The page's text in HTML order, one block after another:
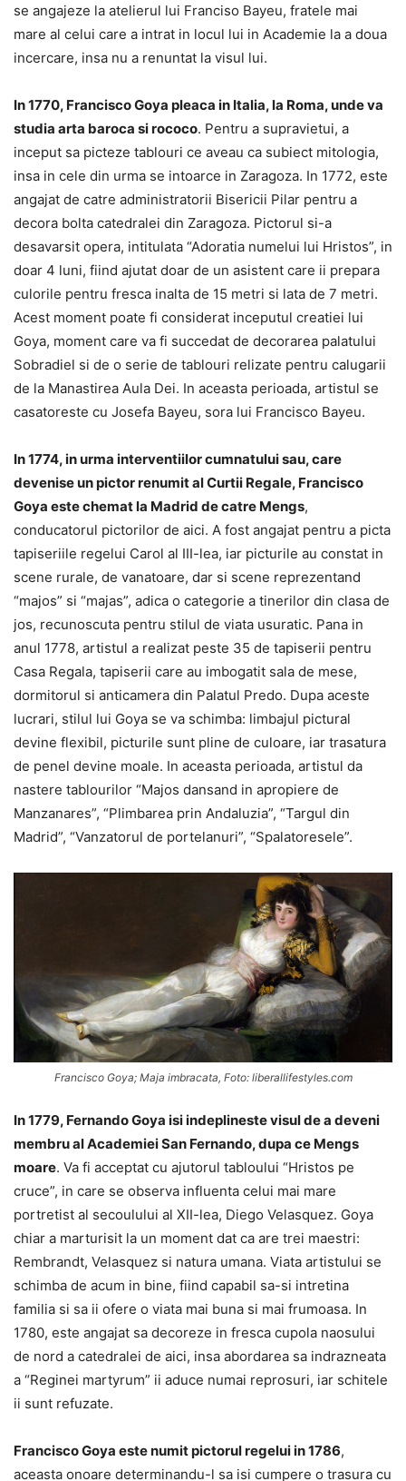
se angajeze la atelierul lui Franciso Bayeu, fratele mai
mare al celui care a intrat in locul lui in Academie la a doua
incercare, insa nu a renuntat la visul lui.
In 1770, Francisco Goya pleaca in Italia, la Roma, unde va
studia arta baroca si rococo. Pentru a supravietui, a
inceput sa picteze tablouri ce aveau ca subiect mitologia,
insa in cele din urma se intoarce in Zaragoza. In 1772, este
angajat de catre administratorii Bisericii Pilar pentru a
decora bolta catedralei din Zaragoza. Pictorul si-a
desavarsit opera, intitulata “Adoratia numelui lui Hristos”, in
doar 4 luni, fiind ajutat doar de un asistent care ii prepara
culorile pentru fresca inalta de 15 metri si lata de 7 metri.
Acest moment poate fi considerat inceputul creatiei lui
Goya, moment care va fi succedat de decorarea palatului
Sobradiel si de o serie de tablouri relizate pentru calugarii
de la Manastirea Aula Dei. In aceasta perioada, artistul se
casatoreste cu Josefa Bayeu, sora lui Francisco Bayeu.
In 1774, in urma interventiilor cumnatului sau, care
devenise un pictor renumit al Curtii Regale, Francisco
Goya este chemat la Madrid de catre Mengs,
conducatorul pictorilor de aici. A fost angajat pentru a picta
tapiseriile regelui Carol al III-lea, iar picturile au constat in
scene rurale, de vanatoare, dar si scene reprezentand
“majos” si “majas”, adica o categorie a tinerilor din clasa de
jos, recunoscuta pentru stilul de viata usuratic. Pana in
anul 1778, artistul a realizat peste 35 de tapiserii pentru
Casa Regala, tapiserii care au imbogatit sala de mese,
dormitorul si anticamera din Palatul Predo. Dupa aceste
lucrari, stilul lui Goya se va schimba: limbajul pictural
devine flexibil, picturile sunt pline de culoare, iar trasatura
de penel devine moale. In aceasta perioada, artistul da
nastere tablourilor “Majos dansand in apropiere de
Manzanares”, “Plimbarea prin Andaluzia”, “Targul din
Madrid”, “Vanzatorul de portelanuri”, “Spalatoresele”.
Francisco Goya; Maja imbracata, Foto: liberallifestyles.com
In 1779, Fernando Goya isi indeplineste visul de a deveni
membru al Academiei San Fernando, dupa ce Mengs
moare. Va fi acceptat cu ajutorul tabloului “Hristos pe
cruce”, in care se observa influenta celui mai mare
portretist al secoulului al XII-lea, Diego Velasquez. Goya
chiar a marturisit la un moment dat ca are trei maestri:
Rembrandt, Velasquez si natura umana. Viata artistului se
schimba de acum in bine, fiind capabil sa-si intretina
familia si sa ii ofere o viata mai buna si mai frumoasa. In
1780, este angajat sa decoreze in fresca cupola naosului
de nord a catedralei de aici, insa abordarea sa indrazneata
a “Reginei martyrum” ii aduce numai reprosuri, iar schitele
ii sunt refuzate.
Francisco Goya este numit pictorul regelui in 1786,
aceasta onoare determinandu-l sa isi cumpere o trasura cu